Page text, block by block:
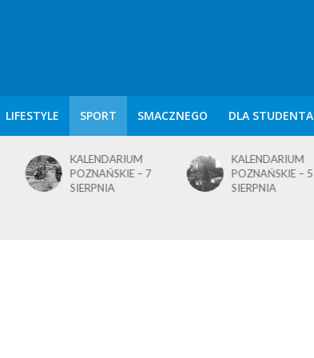
LIFESTYLE SPORT SMACZNEGO DLA STUDENTA
KALENDARIUM
POZNAŃSKIE – 5
SIERPNIA
KALENDARIUM
POZNAŃSKIE – 4
SIERPNIA